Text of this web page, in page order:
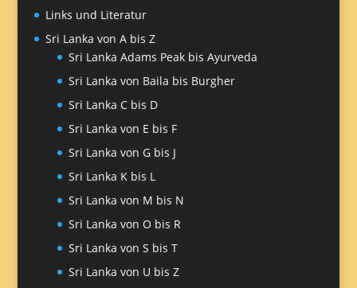
Links und Literatur
Sri Lanka von A bis Z
Sri Lanka Adams Peak bis Ayurveda
Sri Lanka von Baila bis Burgher
Sri Lanka C bis D
Sri Lanka von E bis F
Sri Lanka von G bis J
Sri Lanka K bis L
Sri Lanka von M bis N
Sri Lanka von O bis R
Sri Lanka von S bis T
Sri Lanka von U bis Z